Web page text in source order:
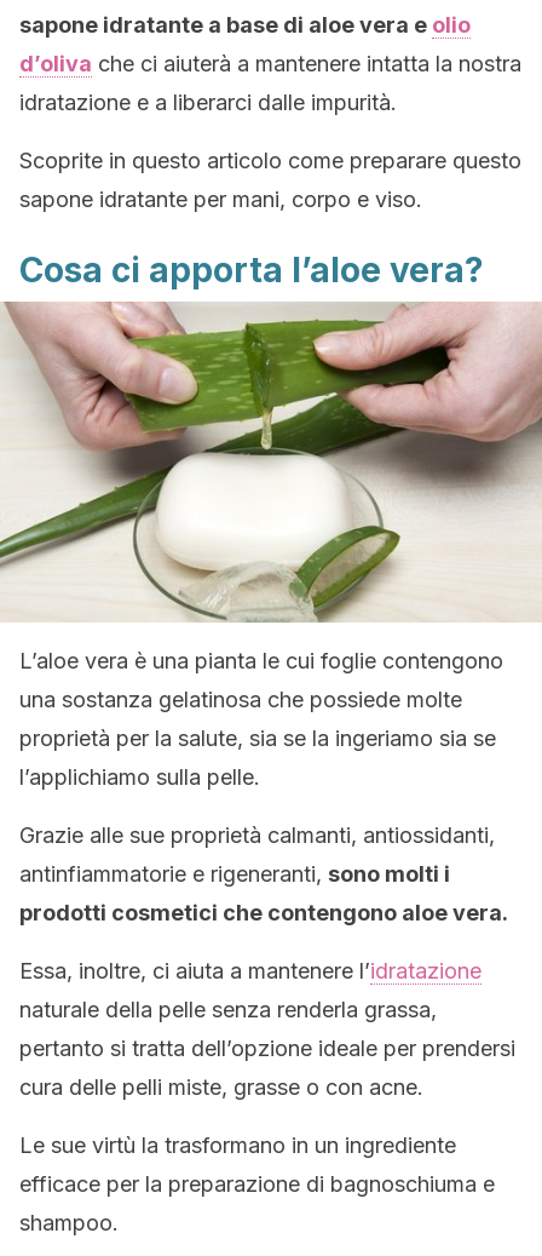
sapone idratante a base di aloe vera e olio
d’oliva che ci aiuterà a mantenere intatta la nostra
idratazione e a liberarci dalle impurità.
Scoprite in questo articolo come preparare questo
sapone idratante per mani, corpo e viso.
Cosa ci apporta l’aloe vera?
L’aloe vera è una pianta le cui foglie contengono
una sostanza gelatinosa che possiede molte
proprietà per la salute, sia se la ingeriamo sia se
l’applichiamo sulla pelle.
Grazie alle sue proprietà calmanti, antiossidanti,
antinfiammatorie e rigeneranti, sono molti i
prodotti cosmetici che contengono aloe vera.
Essa, inoltre, ci aiuta a mantenere l’idratazione
naturale della pelle senza renderla grassa,
pertanto si tratta dell’opzione ideale per prendersi
cura delle pelli miste, grasse o con acne.
Le sue virtù la trasformano in un ingrediente
efficace per la preparazione di bagnoschiuma e
shampoo.